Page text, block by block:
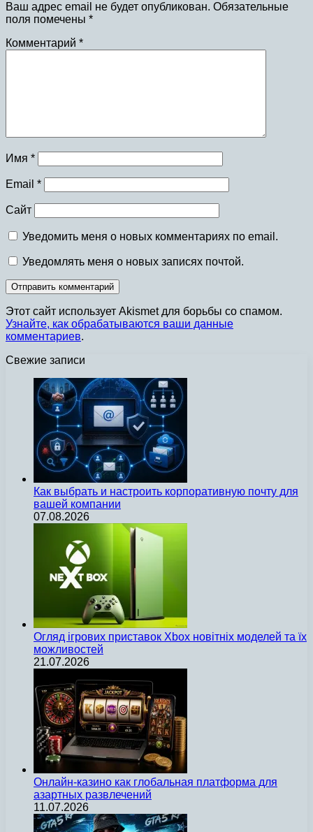
Ваш адрес email не будет опубликован. Обязательные
поля помечены *
Комментарий *
Имя *
Email *
Сайт
Уведомить меня о новых комментариях по email.
Уведомлять меня о новых записях почтой.
Этот сайт использует Akismet для борьбы со спамом.
Узнайте, как обрабатываются ваши данные
комментариев.
Свежие записи
Как выбрать и настроить корпоративную почту для
вашей компании
07.08.2026
Огляд ігрових приставок Xbox новітніх моделей та їх
можливостей
21.07.2026
Онлайн-казино как глобальная платформа для
азартных развлечений
11.07.2026